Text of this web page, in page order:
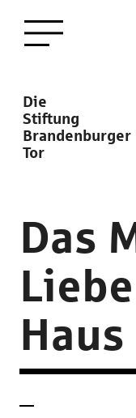
Hauptinhalt
Die
Stiftung
Brandenburger
Tor
Das
Haus